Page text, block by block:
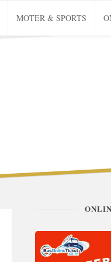
MOTER & SPORTS